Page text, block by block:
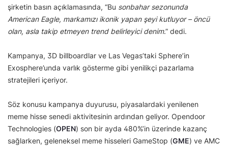
şirketin basın açıklamasında, “Bu sonbahar sezonunda
American Eagle, markamızı ikonik yapan şeyi kutluyor – öncü
olan, asla takip etmeyen trend belirleyici denim.” dedi.
Kampanya, 3D billboardlar ve Las Vegas’taki Sphere’in
Exosphere’unda varlık gösterme gibi yenilikçi pazarlama
stratejileri içeriyor.
Söz konusu kampanya duyurusu, piyasalardaki yenilenen
meme hisse senedi aktivitesinin ardından geliyor. Opendoor
Technologies (OPEN) son bir ayda 480%’in üzerinde kazanç
sağlarken, geleneksel meme hisseleri GameStop (GME) ve AMC